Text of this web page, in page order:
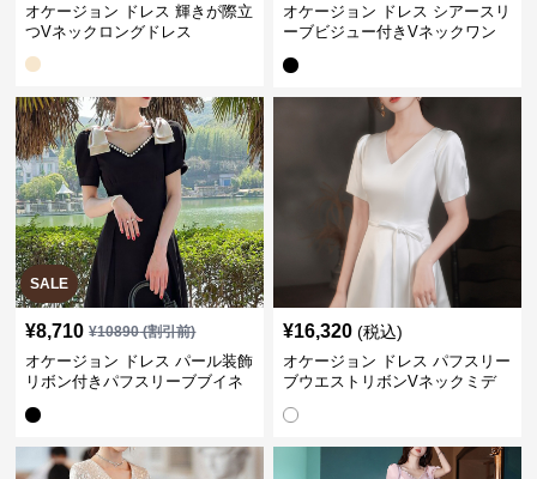
オケージョン ドレス 輝きが際立
つVネックロングドレス
オケージョン ドレス シアースリ
ーブビジュー付きVネックワン
SALE
¥8,710 ¥10890(割引前)
オケージョン ドレス パール装飾
リボン付きパフスリーブブイネ
¥16,320 (税込)
オケージョン ドレス パフスリー
ブウエストリボンVネックミデ